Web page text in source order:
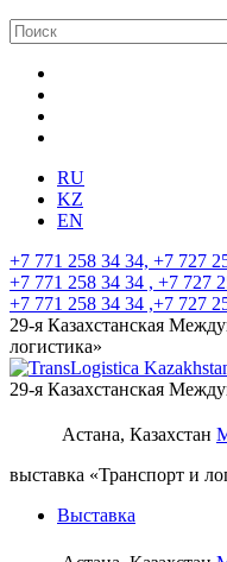
RU
KZ
EN
+7 771 258 34 34, +7 727
+7 771 258 34 34 , +7 727
+7 771 258 34 34 ,+7 727
29-я Казахстанская
логистика»
Астана, Казахстан
29-я Казахстанская
выставка «Транспорт и
Выставка